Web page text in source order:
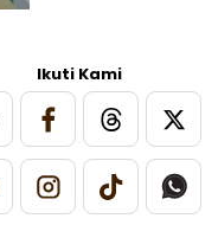
Ikuti Kami